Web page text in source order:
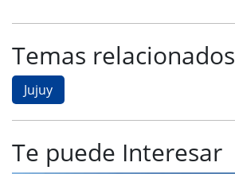
Temas relacionados
Jujuy
Te puede Interesar